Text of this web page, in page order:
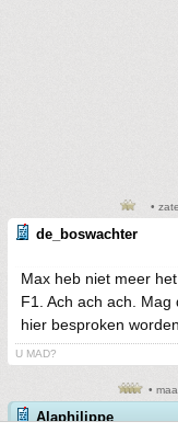
•
de_boswachter
Max heb niet meer
F1. Ach ach ach.
hier besproken worden.
U MAD?
•
Alaphilippe_